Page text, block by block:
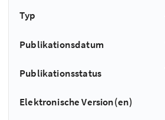
Typ
Publikationsdatum
Publikationsstatus
Elektronische Version(en)